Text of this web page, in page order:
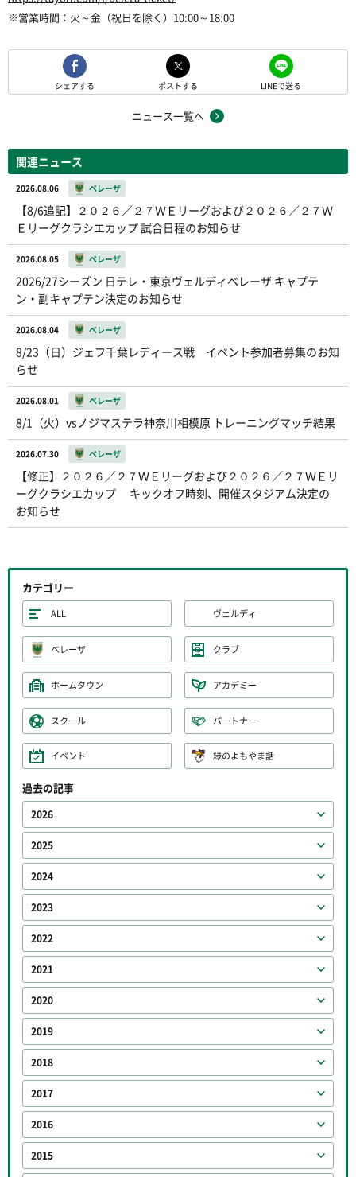
※営業時間：火～金（祝日を除く）10:00～18:00
シェアする ポストする LINEで送る
ニュース一覧へ
関連ニュース
2026.08.06 ベレーザ
【8/6追記】２０２６／２７ＷＥリーグおよび２０２６／２７Ｗ
Ｅリーグクラシエカップ 試合日程のお知らせ
2026.08.05 ベレーザ
2026/27シーズン 日テレ・東京ヴェルディベレーザ キャプテ
ン・副キャプテン決定のお知らせ
2026.08.04 ベレーザ
8/23（日）ジェフ千葉レディース戦 イベント参加者募集のお知
らせ
2026.08.01 ベレーザ
8/1（火）vsノジマステラ神奈川相模原 トレーニングマッチ結果
2026.07.30 ベレーザ
【修正】２０２６／２７ＷＥリーグおよび２０２６／２７ＷＥリ
ーグクラシエカップ キックオフ時刻、開催スタジアム決定の
お知らせ
カテゴリー
ALL ヴェルディ
ベレーザ クラブ
ホームタウン アカデミー
スクール パートナー
イベント 緑のよもやま話
過去の記事
2026
2025
2024
2023
2022
2021
2020
2019
2018
2017
2016
2015